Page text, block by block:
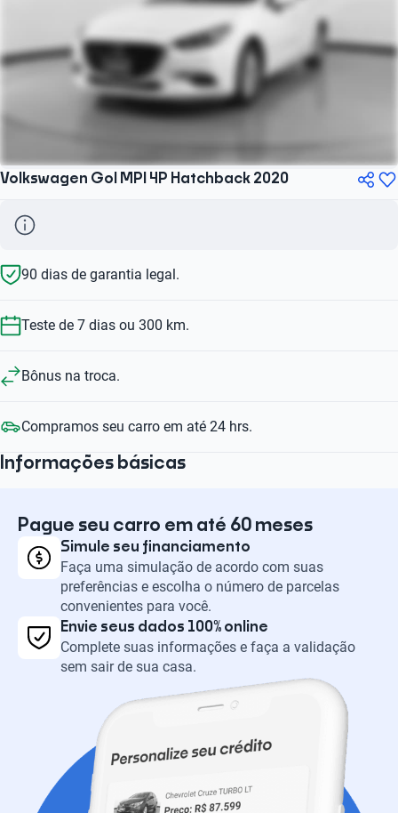
Volkswagen Gol MPI 4P Hatchback 2020
90 dias de garantia legal.
Teste de 7 dias ou 300 km.
Bônus na troca.
Compramos seu carro em até 24 hrs.
Informações básicas
Pague seu carro em até 60 meses
Simule seu financiamento
Faça uma simulação de acordo com suas
preferências e escolha o número de parcelas
convenientes para você.
Envie seus dados 100% online
Complete suas informações e faça a validação
sem sair de sua casa.